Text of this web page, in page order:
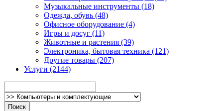
Музыкальные инструменты (18)
Одежда, обувь (48)
Офисное оборудование (4)
Игры и досуг (11)
Животные и растения (39)
Электроника, бытовая техника (121)
Другие товары (207)
Услуги (2144)